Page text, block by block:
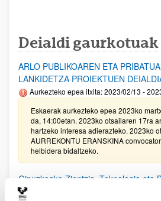
Deialdi gaurkotuak
ARLO PUBLIKOAREN ETA
LANKIDETZA PROIEKTUEN
Aurkezteko epea itxita: 2023/02/13 -
Eskaerak aurkezteko epea 2023ko
da, 14:00etan. 2023ko otsailaren 17ra
hartzeko interesa adierazteko. 2023ko
AURREKONTU ERANSKINA
helbidera bidaltzeko.
Gipuzkoako Zientzia, Teknologia eta
bultzatzeko Programaren laguntzak